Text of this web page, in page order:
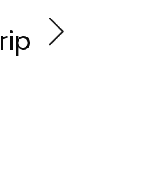
sabato, 30
Coste